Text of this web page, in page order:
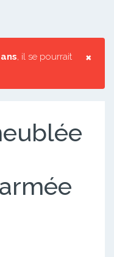
×
, il se pourrait